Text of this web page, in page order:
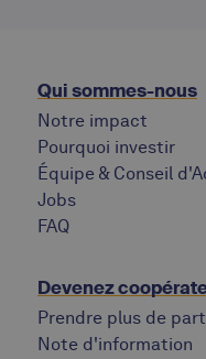
Qui sommes-nous
Notre impact
Pourquoi investir
Équipe & Conseil
Jobs
‍FAQ
Devenez
Prendre plus de
Note d'information